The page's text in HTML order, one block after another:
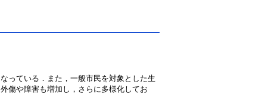
っている．また，一般市民を対象とした生
傷や障害も増加し，さらに多様化してお